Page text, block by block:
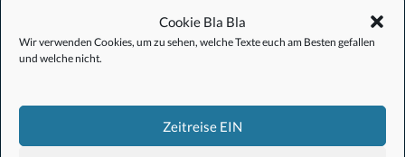
Cookie Bla Bla
Wir verwenden Cookies, um zu sehen, welche Texte euch am Besten gefallen
und welche nicht.
Zeitreise EIN